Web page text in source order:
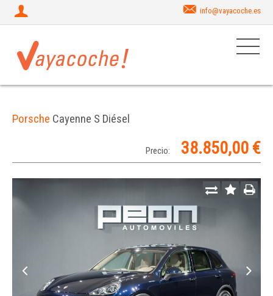
info@vayacoche.es
Porsche Cayenne S Diésel
Precio: 38.850,00 €